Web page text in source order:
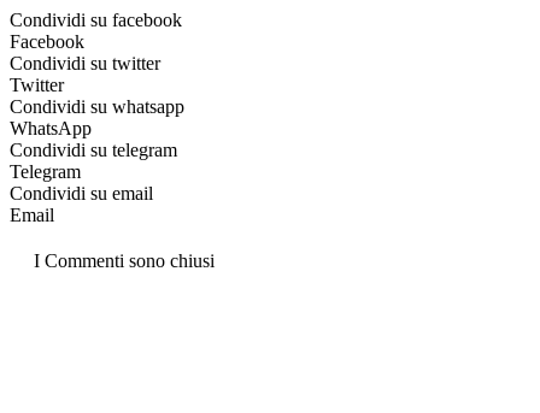
Condividi su facebook
Facebook
Condividi su twitter
Twitter
Condividi su whatsapp
WhatsApp
Condividi su telegram
Telegram
Condividi su email
Email
I Commenti sono chiusi